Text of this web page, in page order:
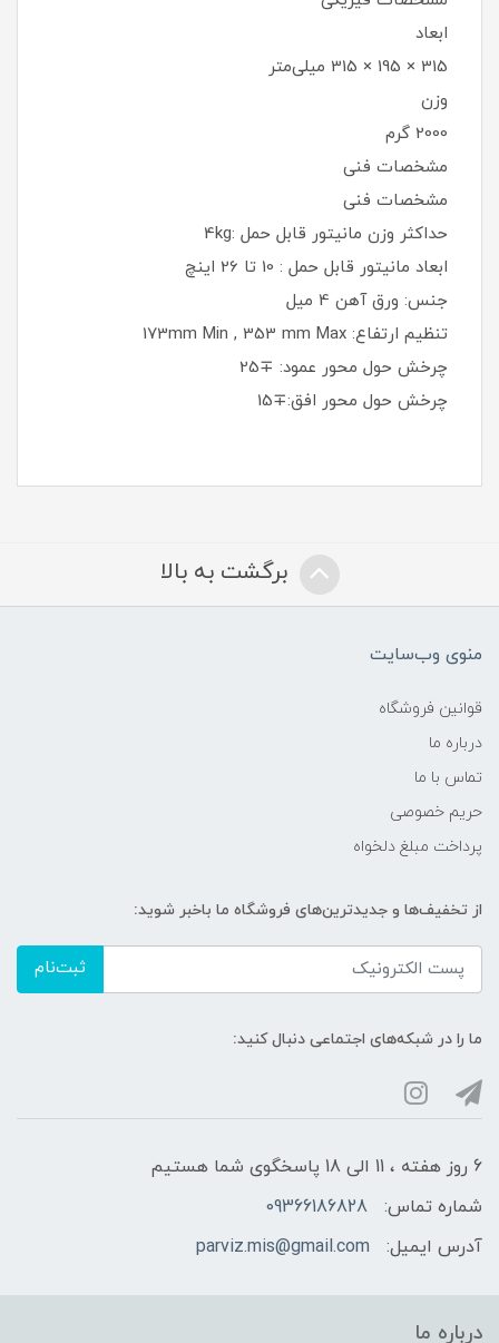
ابعاد
315 × 195 × 315 میلی‌متر
وزن
2000 گرم
مشخصات فنی
مشخصات فنی
حداکثر وزن مانیتور قابل حمل :4kg
ابعاد مانیتور قابل حمل : 10 تا 26 اینچ
جنس: ورق آهن 4 میل
تنظیم ارتفاع: 173mm Min , 353 mm Max
چرخش حول محور عمود: ∓25
چرخش حول محور افق:∓15
برگشت به بالا
منوی وب‌سایت
قوانین فروشگاه
درباره ما
تماس با ما
حریم خصوصی
پرداخت مبلغ دلخواه
از تخفیف‌ها و جدیدترین‌های فروشگاه ما باخبر شوید:
ثبت‌نام
ما را در شبکه‌های اجتماعی دنبال کنید:
6 روز هفته ، 11 الی 18 پاسخگوی شما هستیم
شماره تماس:
09366186828
آدرس ایمیل:
parviz.mis@gmail.com
درباره ما